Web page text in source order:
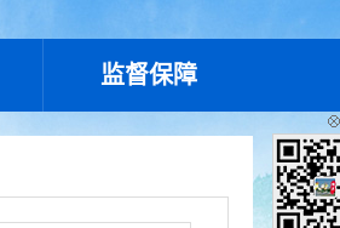
监督保障